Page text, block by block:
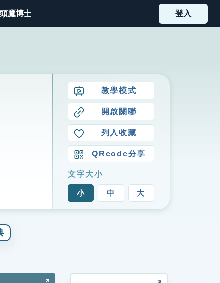
鷹博士 登入
教學模式
開啟關聯
列入收藏
QRcode分享
文字大小
小 中 大